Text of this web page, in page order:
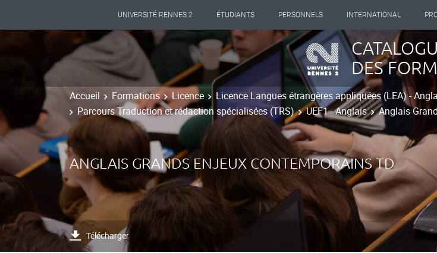
UNIVERSITÉ RENNES 2 ÉTUDIANTS PERSONNELS INTERNATIONAL
DES
Accueil Formations Licence
Licence Langues étrangères appliquées (LEA) -
Parcours Traduction et rédaction spécialisées (TRS)
UEF1 - Anglais Anglais
ANGLAIS GRANDS ENJEUX CONTEMPORAINS TD
Télécharger